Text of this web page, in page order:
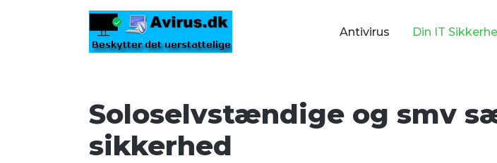
Antivirus Din IT
Soloselvstændige og smv
sikkerhed